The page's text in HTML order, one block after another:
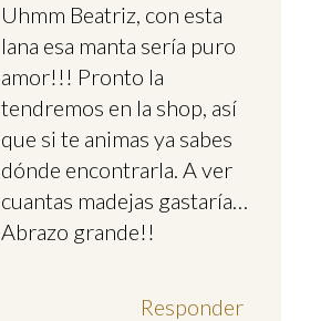
Uhmm Beatriz, con esta
lana esa manta sería puro
amor!!! Pronto la
tendremos en la shop, así
que si te animas ya sabes
dónde encontrarla. A ver
cuantas madejas gastaría…
Abrazo grande!!
Responder